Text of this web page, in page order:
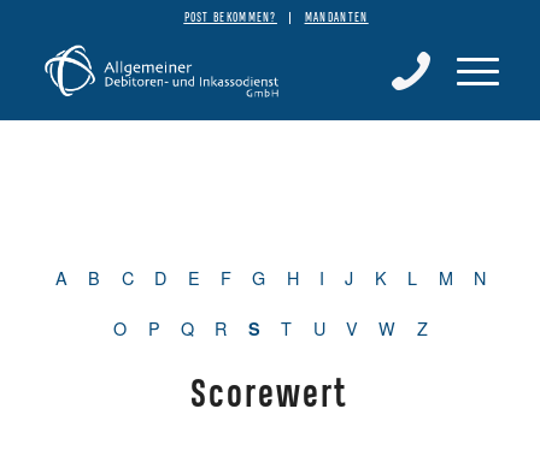
POST BEKOMMEN? MANDANTEN
A B C D E F G H I J K L M
N
O
P Q R S T U V W Z
Scorewert